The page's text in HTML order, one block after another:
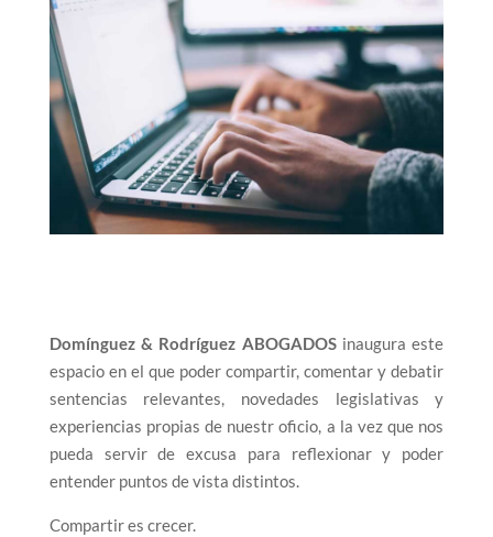
Domínguez & Rodríguez ABOGADOSinaugura este
espacio en el que poder compartir, comentar y debatir
sentencias relevantes, novedades legislativas y
experiencias propias de nuestr oficio, a la vez que nos
pueda servir de excusa para reflexionar y poder
entender puntos de vista distintos.
Compartir es crecer.